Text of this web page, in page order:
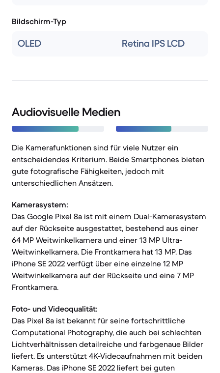
Bildschirm-Typ
OLED Retina IPS LCD
Audiovisuelle Medien
Die Kamerafunktionen sind für viele Nutzer ein
entscheidendes Kriterium. Beide Smartphones bieten
gute fotografische Fähigkeiten, jedoch mit
unterschiedlichen Ansätzen.
Kamerasystem:
Das Google Pixel 8a ist mit einem Dual-Kamerasystem
auf der Rückseite ausgestattet, bestehend aus einer
64 MP Weitwinkelkamera und einer 13 MP Ultra-
Weitwinkelkamera. Die Frontkamera hat 13 MP. Das
iPhone SE 2022 verfügt über eine einzelne 12 MP
Weitwinkelkamera auf der Rückseite und eine 7 MP
Frontkamera.
Foto- und Videoqualität:
Das Pixel 8a ist bekannt für seine fortschrittliche
Computational Photography, die auch bei schlechten
Lichtverhältnissen detailreiche und farbgenaue Bilder
liefert. Es unterstützt 4K-Videoaufnahmen mit beiden
Kameras. Das iPhone SE 2022 liefert bei guten